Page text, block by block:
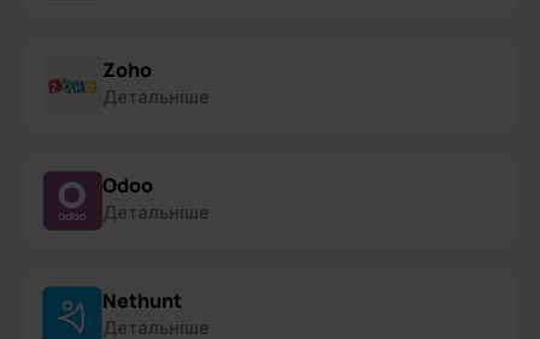
Zoho
Детальніше
Odoo
Детальніше
Nethunt
Детальніше